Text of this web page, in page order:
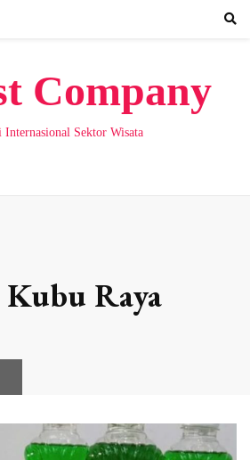
Company
Internasional Sektor Wisata
Kubu Raya